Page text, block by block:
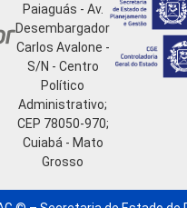
Paiaguás - Av.
Desembargador
Carlos Avalone -
S/N - Centro
Político
Administrativo;
CEP 78050-970;
Cuiabá - Mato
Grosso